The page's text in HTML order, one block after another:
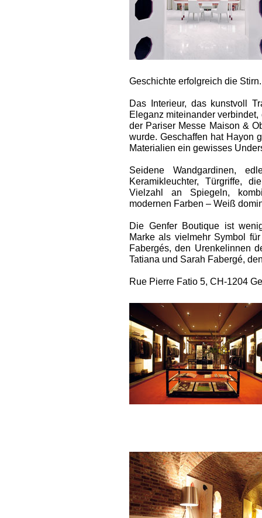
Geschichte erfolgreich die Stirn.
Das Interieur, das kunstvoll
Eleganz miteinander
der Pariser Messe Maison &
wurde. Geschaffen hat Hayon
Materialien ein gewisses
Seide­ne Wandgardinen,
Keramikleuchter, Türgriffe,
Vielzahl an Spiegeln,
modernen Farben – Weiß
Die Genfer Boutique ist
Marke als vielmehr Symbol
Fabergés, den Urenkelinnen
Tatiana und Sarah Fabergé,
Rue Pierre Fatio 5, CH-1204